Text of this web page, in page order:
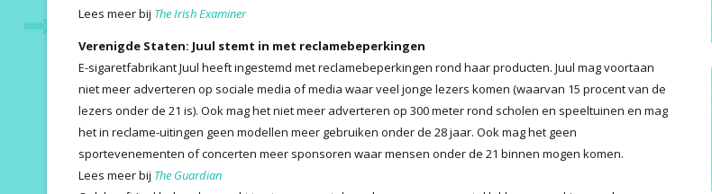
Lees meer bij The Irish Examiner
Verenigde Staten: Juul stemt in met reclamebeperkingen
E-sigaretfabrikant Juul heeft ingestemd met reclamebeperkingen rond haar producten. Juul mag voortaan
niet meer adverteren op sociale media of media waar veel jonge lezers komen (waarvan 15 procent van de
lezers onder de 21 is). Ook mag het niet meer adverteren op 300 meter rond scholen en speeltuinen en mag
het in reclame-uitingen geen modellen meer gebruiken onder de 28 jaar. Ook mag het geen
sportevenementen of concerten meer sponsoren waar mensen onder de 21 binnen mogen komen.
Lees meer bij The Guardian